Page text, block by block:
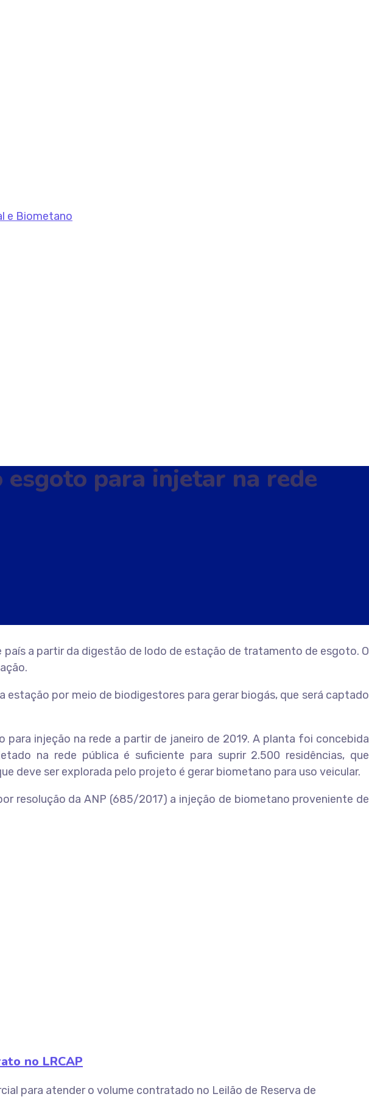
e Biometano
para injetar na rede
a partir da digestão de lodo de estação de tratamento de esgoto. O
por meio de biodigestores para gerar biogás, que será captado
injeção na rede a partir de janeiro de 2019. A planta foi concebida
na rede pública é suficiente para suprir 2.500 residências, que
deve ser explorada pelo projeto é gerar biometano para uso veicular.
resolução da ANP (685/2017) a injeção de biometano proveniente de
no LRCAP
para atender o volume contratado no Leilão de Reserva de